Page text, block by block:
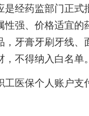
经药监部门正式
强、价格适宜
牙膏牙刷牙线
不得纳入白名单。
医保个人账户支